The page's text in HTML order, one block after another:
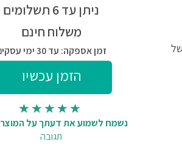
ניתן עד 6 תשלומים
משלוח חינם
זמן אספקה: עד 30 ימי עסקים
נשמח לשמוע את דעתך על המוצר
תגובה